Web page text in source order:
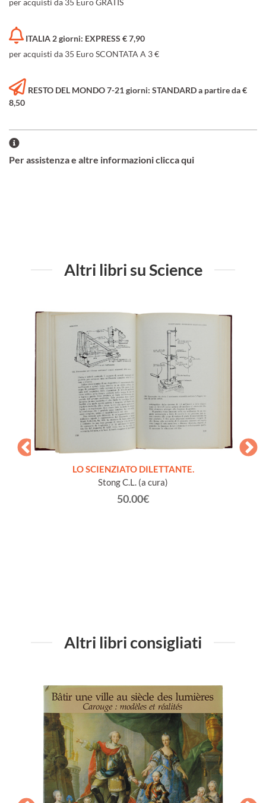
per acquisti da 35 Euro GRATIS
ITALIA 2 giorni: EXPRESS € 7,90
per acquisti da 35 Euro SCONTATA A 3 €
RESTO DEL MONDO 7-21 giorni: STANDARD a partire da €
8,50
Per assistenza e altre informazioni clicca qui
Altri libri su Science
LO SCIENZIATO DILETTANTE.
Stong C.L. (a cura)
50.00€
Altri libri consigliati